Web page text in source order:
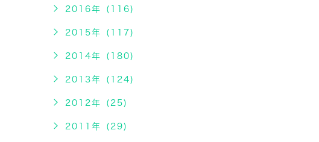
2016年 (116)
2015年 (117)
2014年 (180)
2013年 (124)
2012年 (25)
2011年 (29)